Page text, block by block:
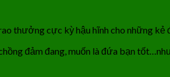
thưởng cực kỳ hậu hĩnh cho những kẻ
đảm đang, muốn là đứa bạn